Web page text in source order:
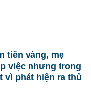
tiền vàng, mẹ
việc nhưng trong
vì phát hiện ra thủ